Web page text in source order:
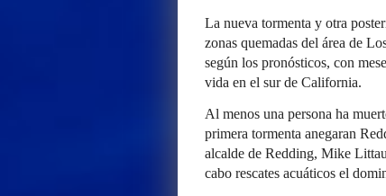
La nueva tormenta y otra
zonas quemadas del área de
según los pronósticos, con
vida en el sur de California.
Al menos una persona ha
primera tormenta anegaran
alcalde de Redding, Mike
cabo rescates acuáticos el